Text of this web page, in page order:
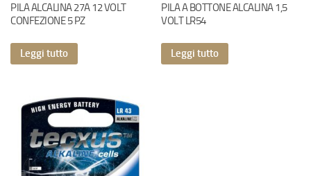
PILA ALCALINA 27A 12 VOLT
CONFEZIONE 5 PZ
Leggi tutto
PILA A BOTTONE ALCALINA 1,5
VOLT LR54
Leggi tutto